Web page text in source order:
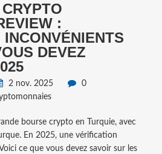
:
INCONVÉNIENTS
DEVEZ
2 nov. 2025
0
bourse crypto en Turquie, avec
En 2025, une vérification
ce que vous devez savoir sur les